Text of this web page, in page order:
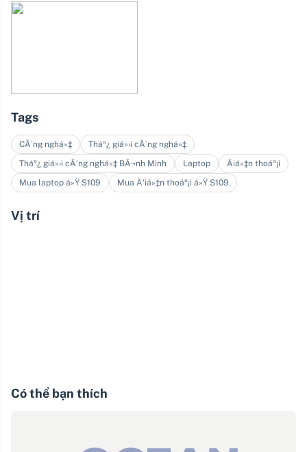
Tags
CÃ´ng nghá»‡
Tháº¿ giá»›i cÃ´ng nghá»‡
Tháº¿ giá»›i cÃ´ng nghá»‡ BÃ¬nh Minh
Laptop
Äiá»‡n thoáº¡i
Mua laptop á»Ÿ S109
Mua Ä‘iá»‡n thoáº¡i á»Ÿ S109
Vị trí
Có thể bạn thích